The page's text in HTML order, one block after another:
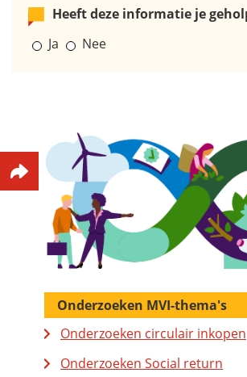
Heeft deze informatie je
Ja
Nee
Onderzoeken MVI-thema's
Onderzoeken circulair inkopen
Onderzoeken Social return